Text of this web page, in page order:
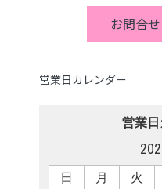
お問合
営業日カレンダー